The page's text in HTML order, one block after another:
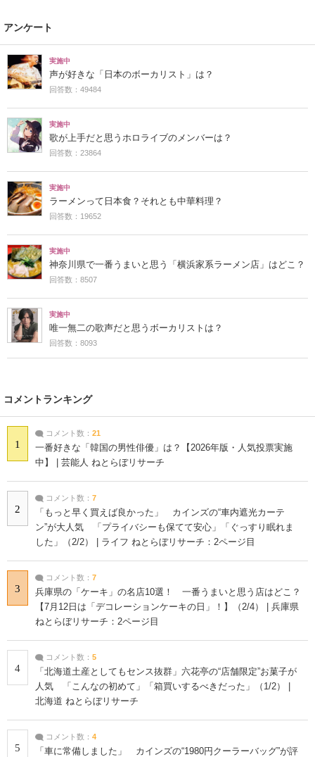
アンケート
実施中
声が好きな「日本のボーカリスト」は？
回答数：49484
実施中
歌が上手だと思うホロライブのメンバーは？
回答数：23864
実施中
ラーメンって日本食？それとも中華料理？
回答数：19652
実施中
神奈川県で一番うまいと思う「横浜家系ラーメン店」はどこ？
回答数：8507
実施中
唯一無二の歌声だと思うボーカリストは？
回答数：8093
コメントランキング
1
コメント数： 21
一番好きな「韓国の男性俳優」は？【2026年版・人気投票実施
中】 | 芸能人 ねとらぼリサーチ
2
コメント数： 7
「もっと早く買えば良かった」 カインズの“車内遮光カーテ
ン”が大人気 「プライバシーも保てて安心」「ぐっすり眠れま
した」（2/2） | ライフ ねとらぼリサーチ：2ページ目
3
コメント数： 7
兵庫県の「ケーキ」の名店10選！ 一番うまいと思う店はどこ？
【7月12日は「デコレーションケーキの日」！】（2/4） | 兵庫県
ねとらぼリサーチ：2ページ目
4
コメント数： 5
「北海道土産としてもセンス抜群」六花亭の“店舗限定”お菓子が
人気 「こんなの初めて」「箱買いするべきだった」（1/2） |
北海道 ねとらぼリサーチ
5
コメント数： 4
「車に常備しました」 カインズの“1980円クーラーバッグ”が評